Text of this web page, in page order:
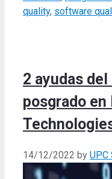
quality, software
2 ayudas del
posgrado
14/12/2022 by UPC